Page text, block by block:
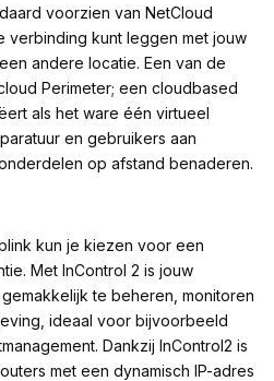
voorzien van NetCloud
verbinding kunt leggen met jouw
andere locatie. Een van de
Perimeter; een cloudbased
als het ware één virtueel
en gebruikers aan
op afstand benaderen.
kun je kiezen voor een
Met InControl 2 is jouw
te beheren, monitoren
ideaal voor bijvoorbeeld
Dankzij InControl2 is
met een dynamisch IP-adres